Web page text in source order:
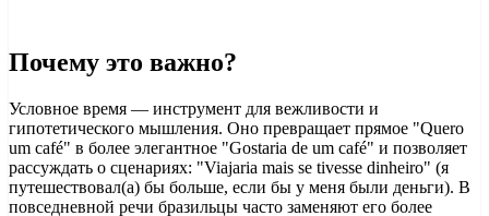
Почему это важно?
Условное время — инструмент для вежливости и
гипотетического мышления. Оно превращает прямое "Quero
um café" в более элегантное "Gostaria de um café" и позволяет
рассуждать о сценариях: "Viajaria mais se tivesse dinheiro" (я
путешествовал(а) бы больше, если бы у меня были деньги). В
повседневной речи бразильцы часто заменяют его более